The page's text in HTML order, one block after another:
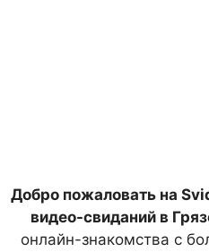
Добро пожаловать на
видео-свиданий в
онлайн-знакомства с